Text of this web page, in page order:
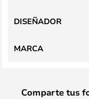
DISEÑADOR
MARCA
Comparte tus